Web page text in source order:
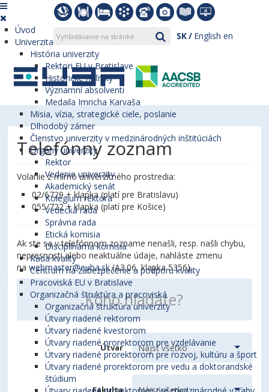
SK English en
Úvod
Univerzita
História univerzity
Rektori EU v Bratislave
Historické míľniky
Významní absolventi
Medaila Imricha Karvaša
Misia, vízia, strategické ciele, poslanie
Dlhodobý zámer
Členstvo univerzity v medzinárodných inštitúciách
Orgány univerzity
Rektor
Vedenie univerzity
Akademický senát
Kolégium rektora
Vedecká rada
Správna rada
Etická komisia
Disciplinárna komisia
Rada kvality
Centrum na zabezpečenie a podporu kvality
Pracoviská EU v Bratislave
Organizačná štruktúra a pracoviská
Organizačná štruktúra univerzity
Útvary riadené rektorom
Útvary riadené kvestorom
Útvary riadené prorektorom pre vzdelávanie
Útvary riadené prorektorom pre rozvoj, kultúru a šport
Útvary riadené prorektorom pre vedu a doktorandské
štúdium
Telefónny zoznam
Volanie z mimo univerzitného prostredia:
02/6729 + klapka (platí pre Bratislavu)
055/722 + klapka (platí pre Košice)
Ak ste sa v telefónnom zozname nenašli, resp. našli chybu,
nepresnosti alebo neaktuálne údaje, nahláste zmenu
nawebmaster@euba.sk(A3.06, klapka 5356).
Útvar
Fakulta